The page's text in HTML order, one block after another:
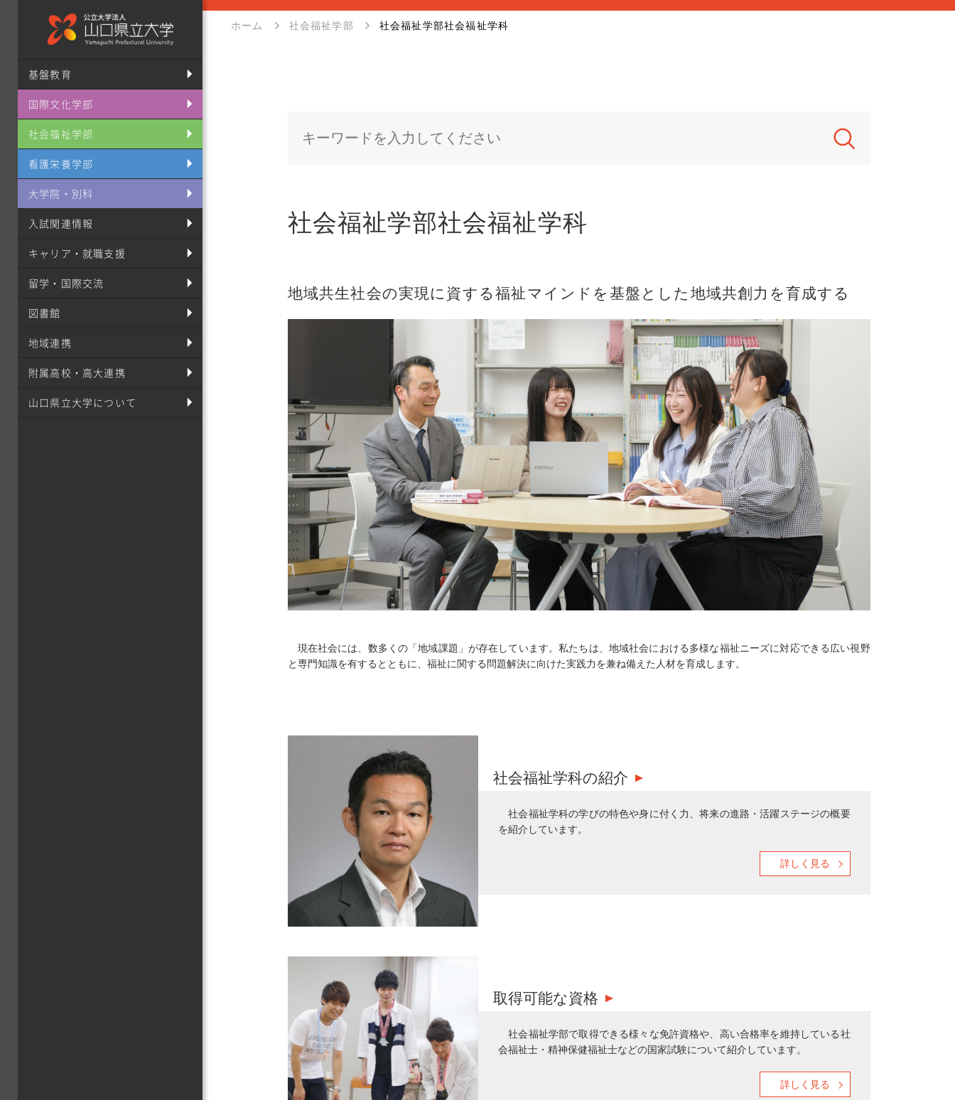
基盤教育
国際文化学部
社会福祉学部
看護栄養学部
大学院・別科
入試関連情報
キャリア・就職支援
留学・国際交流
図書館
地域連携
附属高校・高大連携
山口県立大学について
ホーム 社会福祉学部 社会福祉学部社会福祉学科
社会福祉学部社会福祉学科
地域共生社会の実現に資する福祉マインドを基盤とした地域共創力を育成する
現在社会には、数多くの「地域課題」が存在しています。私たちは、地域社会における多様な福祉ニーズに対応できる広い視野
と専門知識を有するとともに、福祉に関する問題解決に向けた実践力を兼ね備えた人材を育成します。
社会福祉学科の紹介
社会福祉学科の学びの特色や身に付く力、将来の進路・活躍ステージの概要
を紹介しています。
詳しく見る
取得可能な資格
社会福祉学部で取得できる様々な免許資格や、高い合格率を維持している社
会福祉士・精神保健福祉士などの国家試験について紹介しています。
詳しく見る